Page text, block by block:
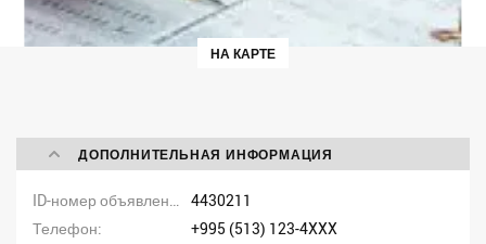
НА КАРТЕ
ДОПОЛНИТЕЛЬНАЯ ИНФОРМАЦИЯ
4430211
Телефон
+995 (513) 123-4XXX